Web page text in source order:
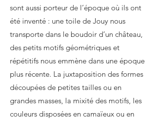
sont aussi porteur de l’époque où ils ont
été inventé : une toile de Jouy nous
transporte dans le boudoir d’un château,
des petits motifs géométriques et
répétitifs nous emmène dans une époque
plus récente. La juxtaposition des formes
découpées de petites tailles ou en
grandes masses, la mixité des motifs, les
couleurs disposées en camaïeux ou en